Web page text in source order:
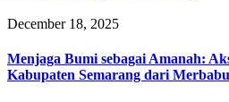
December 18, 2025
Menjaga Bumi sebagai Amanah:
Kabupaten Semarang dari Merbabu